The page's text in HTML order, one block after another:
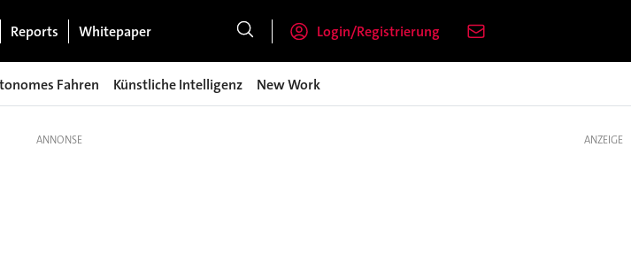
Reports Whitepaper Login/Registrierung
Fahren Künstliche Intelligenz New Work
ANZEIGE